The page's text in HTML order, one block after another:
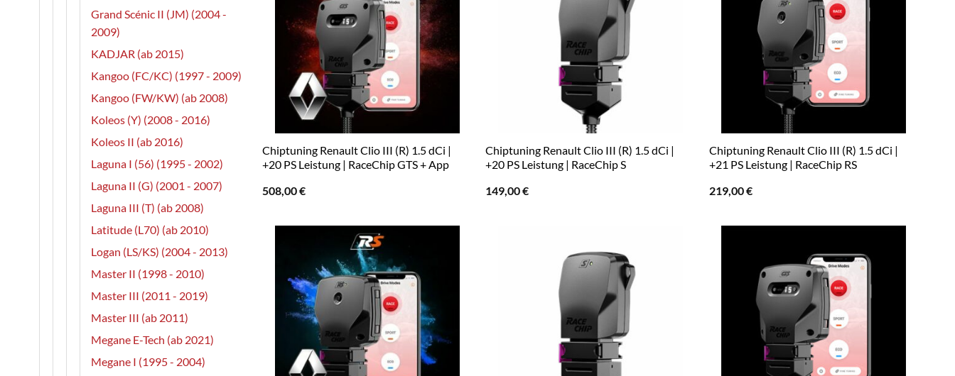
Grand Scénic II (JM) (2004 -
2009)
KADJAR (ab 2015)
Kangoo (FC/KC) (1997 - 2009)
Kangoo (FW/KW) (ab 2008)
Koleos (Y) (2008 - 2016)
Koleos II (ab 2016)
Laguna I (56) (1995 - 2002)
Laguna II (G) (2001 - 2007)
Laguna III (T) (ab 2008)
Latitude (L70) (ab 2010)
Logan (LS/KS) (2004 - 2013)
Master II (1998 - 2010)
Master III (2011 - 2019)
Master III (ab 2011)
Megane E-Tech (ab 2021)
Megane I (1995 - 2004)
Chiptuning Renault Clio III (R) 1.5 dCi |
+20 PS Leistung | RaceChip GTS + App
508,00€
Chiptuning Renault Clio III (R) 1.5 dCi |
+20 PS Leistung | RaceChip S
149,00€
Chiptuning Renault Clio III (R) 1.5 dCi |
+21 PS Leistung | RaceChip RS
219,00€